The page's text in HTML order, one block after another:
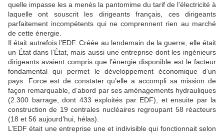
quelle impasse les a menés la pantomime du tarif de l’électricité à
laquelle ont souscrit les dirigeants français, ces dirigeants
parfaitement incompétents qui ne comprennent rien au marché
de cette énergie.
Il était autrefois l’EDF. Créée au lendemain de la guerre, elle était
un État dans l’État, mais aussi une entreprise dont les ingénieurs
dirigeants avaient compris que l’énergie disponible est le facteur
fondamental qui permet le développement économique d’un
pays. Force est de constater qu’elle a accompli sa mission de
façon remarquable, d’abord par ses aménagements hydrauliques
(2.300 barrage, dont 433 exploités par EDF), et ensuite par la
construction de 19 centrales nucléaires regroupant 58 réacteurs
(18 et 56 aujourd’hui, hélas).
L’EDF était une entreprise une et indivisible qui fonctionnait selon